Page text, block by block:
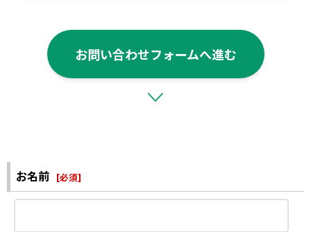
お問い合わせフォームへ進む
お名前 [必須]